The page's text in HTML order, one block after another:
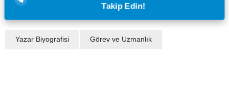
Takip Edin!
Yazar Biyografisi Görev ve Uzmanlık